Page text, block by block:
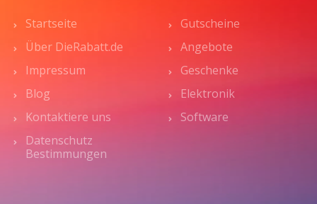
Startseite
Über DieRabatt.de
Impressum
Blog
Kontaktiere uns
Datenschutz
Bestimmungen
Gutscheine
Angebote
Geschenke
Elektronik
Software